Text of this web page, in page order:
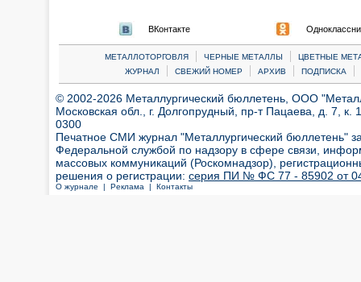
ВКонтакте
МЕТАЛЛОТОРГОВЛЯ | ЧЕРНЫЕ МЕТАЛЛЫ |
ЦВЕТНЫЕ
ЖУРНАЛ
| СВЕЖИЙ НОМЕР | АРХИВ | ПОДПИСКА |
© 2002-2026 Металлургический бюллетень, ООО
Московская обл., г. Долгопрудный, пр-т Пацаева, д. 7,
0300
Печатное СМИ журнал "Металлургический бюллетень"
Федеральной службой по надзору в сфере связи,
массовых коммуникаций (Роскомнадзор),
решения о регистрации: серия ПИ № ФС 77 - 85902 от 04
О журнале | Реклама | Контакты